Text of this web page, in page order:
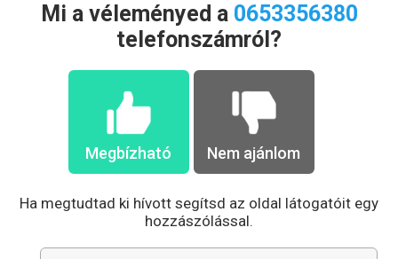
Mi a véleményed a 0653356380
telefonszámról?
Megbízható Nem ajánlom
Ha megtudtad ki hívott segítsd az oldal látogatóit egy
hozzászólással.